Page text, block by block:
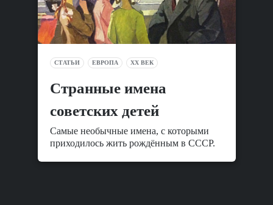
СТАТЬИ ЕВРОПА XX ВЕК
Cтранные имена
советских детей
Самые необычные имена, с которыми
приходилось жить рождённым в СССР.